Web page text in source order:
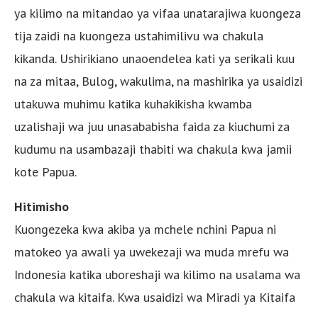
ya kilimo na mitandao ya vifaa unatarajiwa kuongeza
tija zaidi na kuongeza ustahimilivu wa chakula
kikanda. Ushirikiano unaoendelea kati ya serikali kuu
na za mitaa, Bulog, wakulima, na mashirika ya usaidizi
utakuwa muhimu katika kuhakikisha kwamba
uzalishaji wa juu unasababisha faida za kiuchumi za
kudumu na usambazaji thabiti wa chakula kwa jamii
kote Papua.
Hitimisho
Kuongezeka kwa akiba ya mchele nchini Papua ni
matokeo ya awali ya uwekezaji wa muda mrefu wa
Indonesia katika uboreshaji wa kilimo na usalama wa
chakula wa kitaifa. Kwa usaidizi wa Miradi ya Kitaifa